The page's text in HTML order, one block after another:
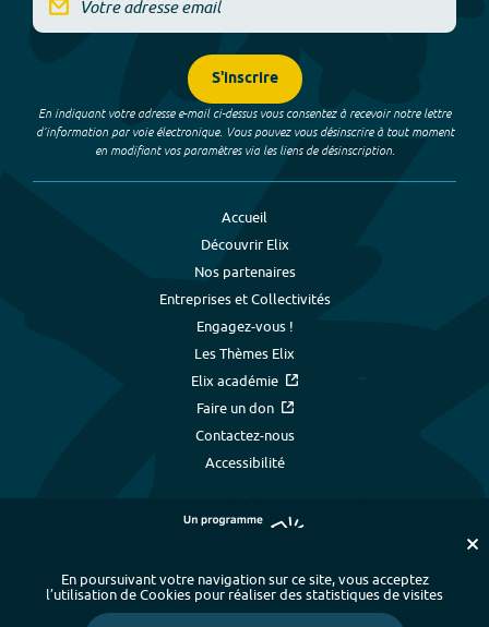
S'inscrire
En indiquant votre adresse e-mail ci-dessus vous consentez à recevoir notre lettre
d’information par voie électronique. Vous pouvez vous désinscrire à tout moment
en modifiant vos paramètres via les liens de désinscription.
Accueil
Découvrir Elix
Nos partenaires
Entreprises et Collectivités
Engagez-vous !
Les Thèmes Elix
Elix académie
Faire un don
Contactez-nous
Accessibilité
Plan du site - Index alphabétique -
En poursuivant votre navigation sur ce site, vous acceptez
l’utilisation de Cookies pour réaliser des statistiques de visites